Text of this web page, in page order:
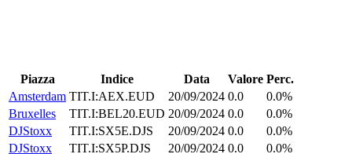
Piazza Indice Data Valore Perc.
Amsterdam TIT.I:AEX.EUD 20/09/2024 0.0
0.0%
Bruxelles
TIT.I:BEL20.EUD 20/09/2024 0.0
0.0%
DJStoxx
TIT.I:SX5E.DJS 20/09/2024 0.0
0.0%
DJStoxx
TIT.I:SX5P.DJS 20/09/2024 0.0
0.0%